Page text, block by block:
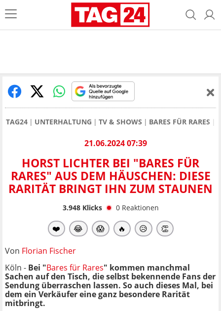
TAG24 UNTERHALTUNG TV & SHOWS BARES FÜR RARES
21.06.2024 07:39
HORST LICHTER BEI "BARES FÜR
RARES" AUS DEM HÄUSCHEN: DIESE
RARITÄT BRINGT IHN ZUM STAUNEN
3.948Klicks 0 Reaktionen
❤️ 😂 😱 🔥 😥 👏
Von Florian Fischer
Köln - Bei "Bares für Rares" kommen manchmal
Sachen auf den Tisch, die selbst bekennende Fans der
Sendung überraschen lassen. So auch dieses Mal, bei
dem ein Verkäufer eine ganz besondere Rarität
mitbringt.